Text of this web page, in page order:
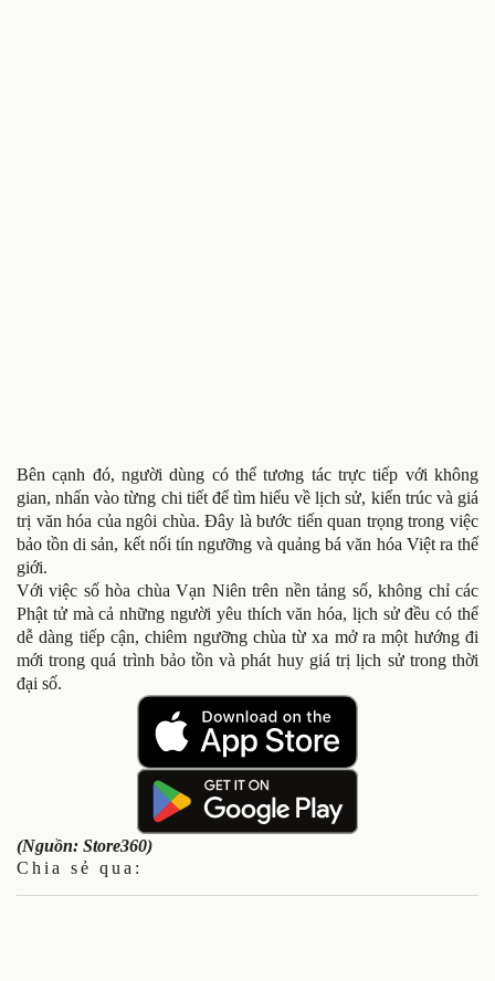
Bên cạnh đó, người dùng có thể tương tác trực tiếp với không
gian, nhấn vào từng chi tiết để tìm hiểu về lịch sử, kiến trúc và giá
trị văn hóa của ngôi chùa. Đây là bước tiến quan trọng trong việc
bảo tồn di sản, kết nối tín ngưỡng và quảng bá văn hóa Việt ra thế
giới.
Với việc số hòa chùa Vạn Niên trên nền tảng số, không chỉ các
Phật tử mà cả những người yêu thích văn hóa, lịch sử đều có thể
dễ dàng tiếp cận, chiêm ngưỡng chùa từ xa mở ra một hướng đi
mới trong quá trình bảo tồn và phát huy giá trị lịch sử trong thời
đại số.
(Nguồn: Store360)
Chia sẻ qua: